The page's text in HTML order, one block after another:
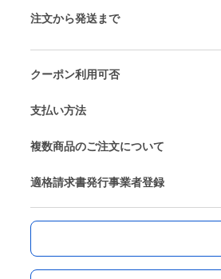
注文から発送まで
クーポン利用可否
支払い方法
複数商品のご注文について
適格請求書発行事業者登録